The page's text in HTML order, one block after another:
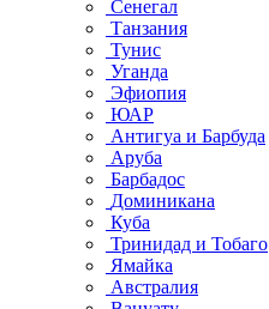
Сенегал
Танзания
Тунис
Уганда
Эфиопия
ЮАР
Антигуа и Барбуда
Аруба
Барбадос
Доминикана
Куба
Тринидад и Тобаго
Ямайка
Австралия